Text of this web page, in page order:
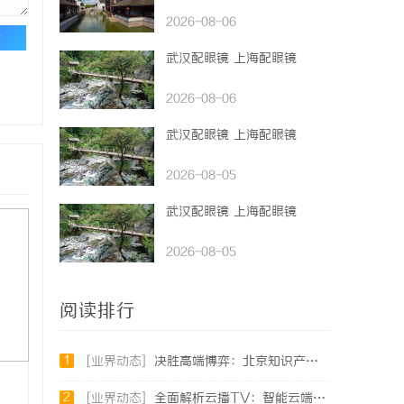
2026-08-06
武汉配眼镜 上海配眼镜
2026-08-06
武汉配眼镜 上海配眼镜
2026-08-05
武汉配眼镜 上海配眼镜
2026-08-05
阅读排行
1 [业界动态] 决胜高端博弈：北京知识产权律师在疑难复杂案件中的破局之道
2 [业界动态] 全面解析云播TV：智能云端影视娱乐新趋势